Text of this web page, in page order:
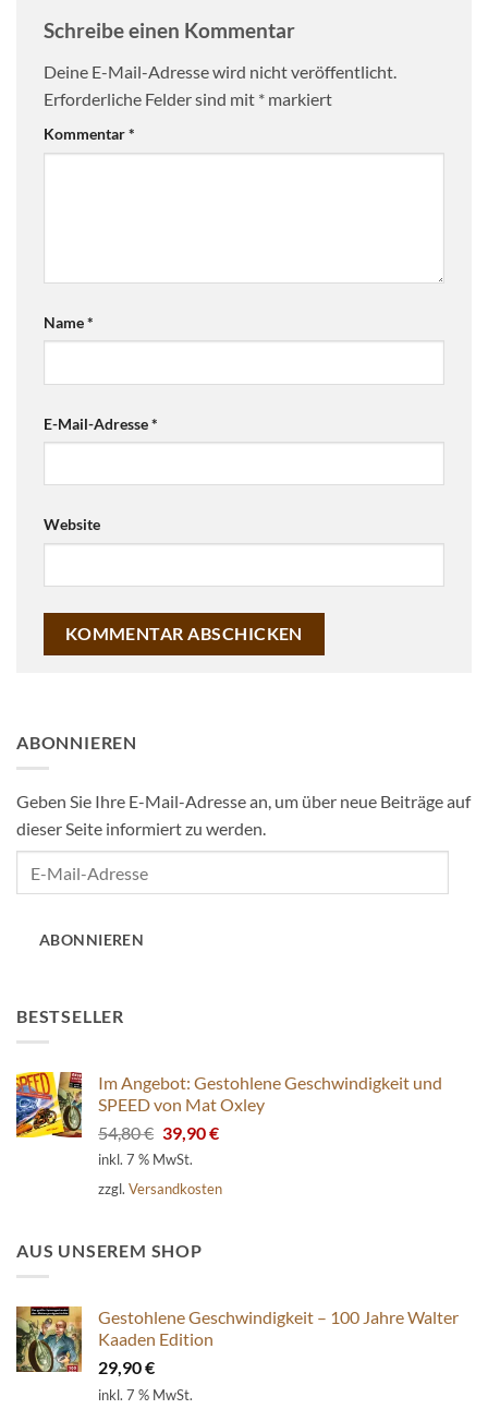
Schreibe einen Kommentar
Deine E-Mail-Adresse wird nicht veröffentlicht.
Erforderliche Felder sind mit * markiert
Kommentar*
Name*
E-Mail-Adresse*
Website
ABONNIEREN
Geben Sie Ihre E-Mail-Adresse an, um über neue Beiträge auf
dieser Seite informiert zu werden.
ABONNIEREN
BESTSELLER
Im Angebot: Gestohlene Geschwindigkeit und
SPEED von Mat Oxley
54,80€ Ursprünglicher
Preis
54,80 €
39,90€Aktueller
39,90 €.
inkl. 7 % MwSt.
zzgl. Versandkosten
AUS UNSEREM SHOP
Gestohlene Geschwindigkeit – 100 Jahre Walter
Kaaden Edition
29,90€
inkl. 7 % MwSt.